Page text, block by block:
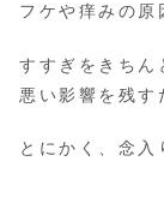
フケや痒みの原
すすぎをきちん
悪い影響を残す
とにかく、念入